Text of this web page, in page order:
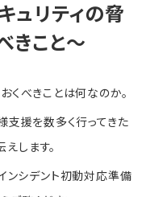
ュリティの脅
きこと～
くべきことは何なのか。
支援を数多く行ってきた
します。
シデント初動対応準備